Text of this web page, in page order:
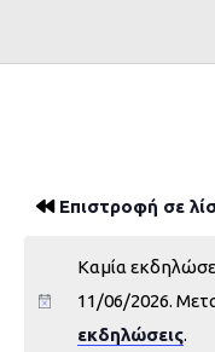
Επιστροφή σε
Καμία
11/06/2026.
εκδηλώσεις.